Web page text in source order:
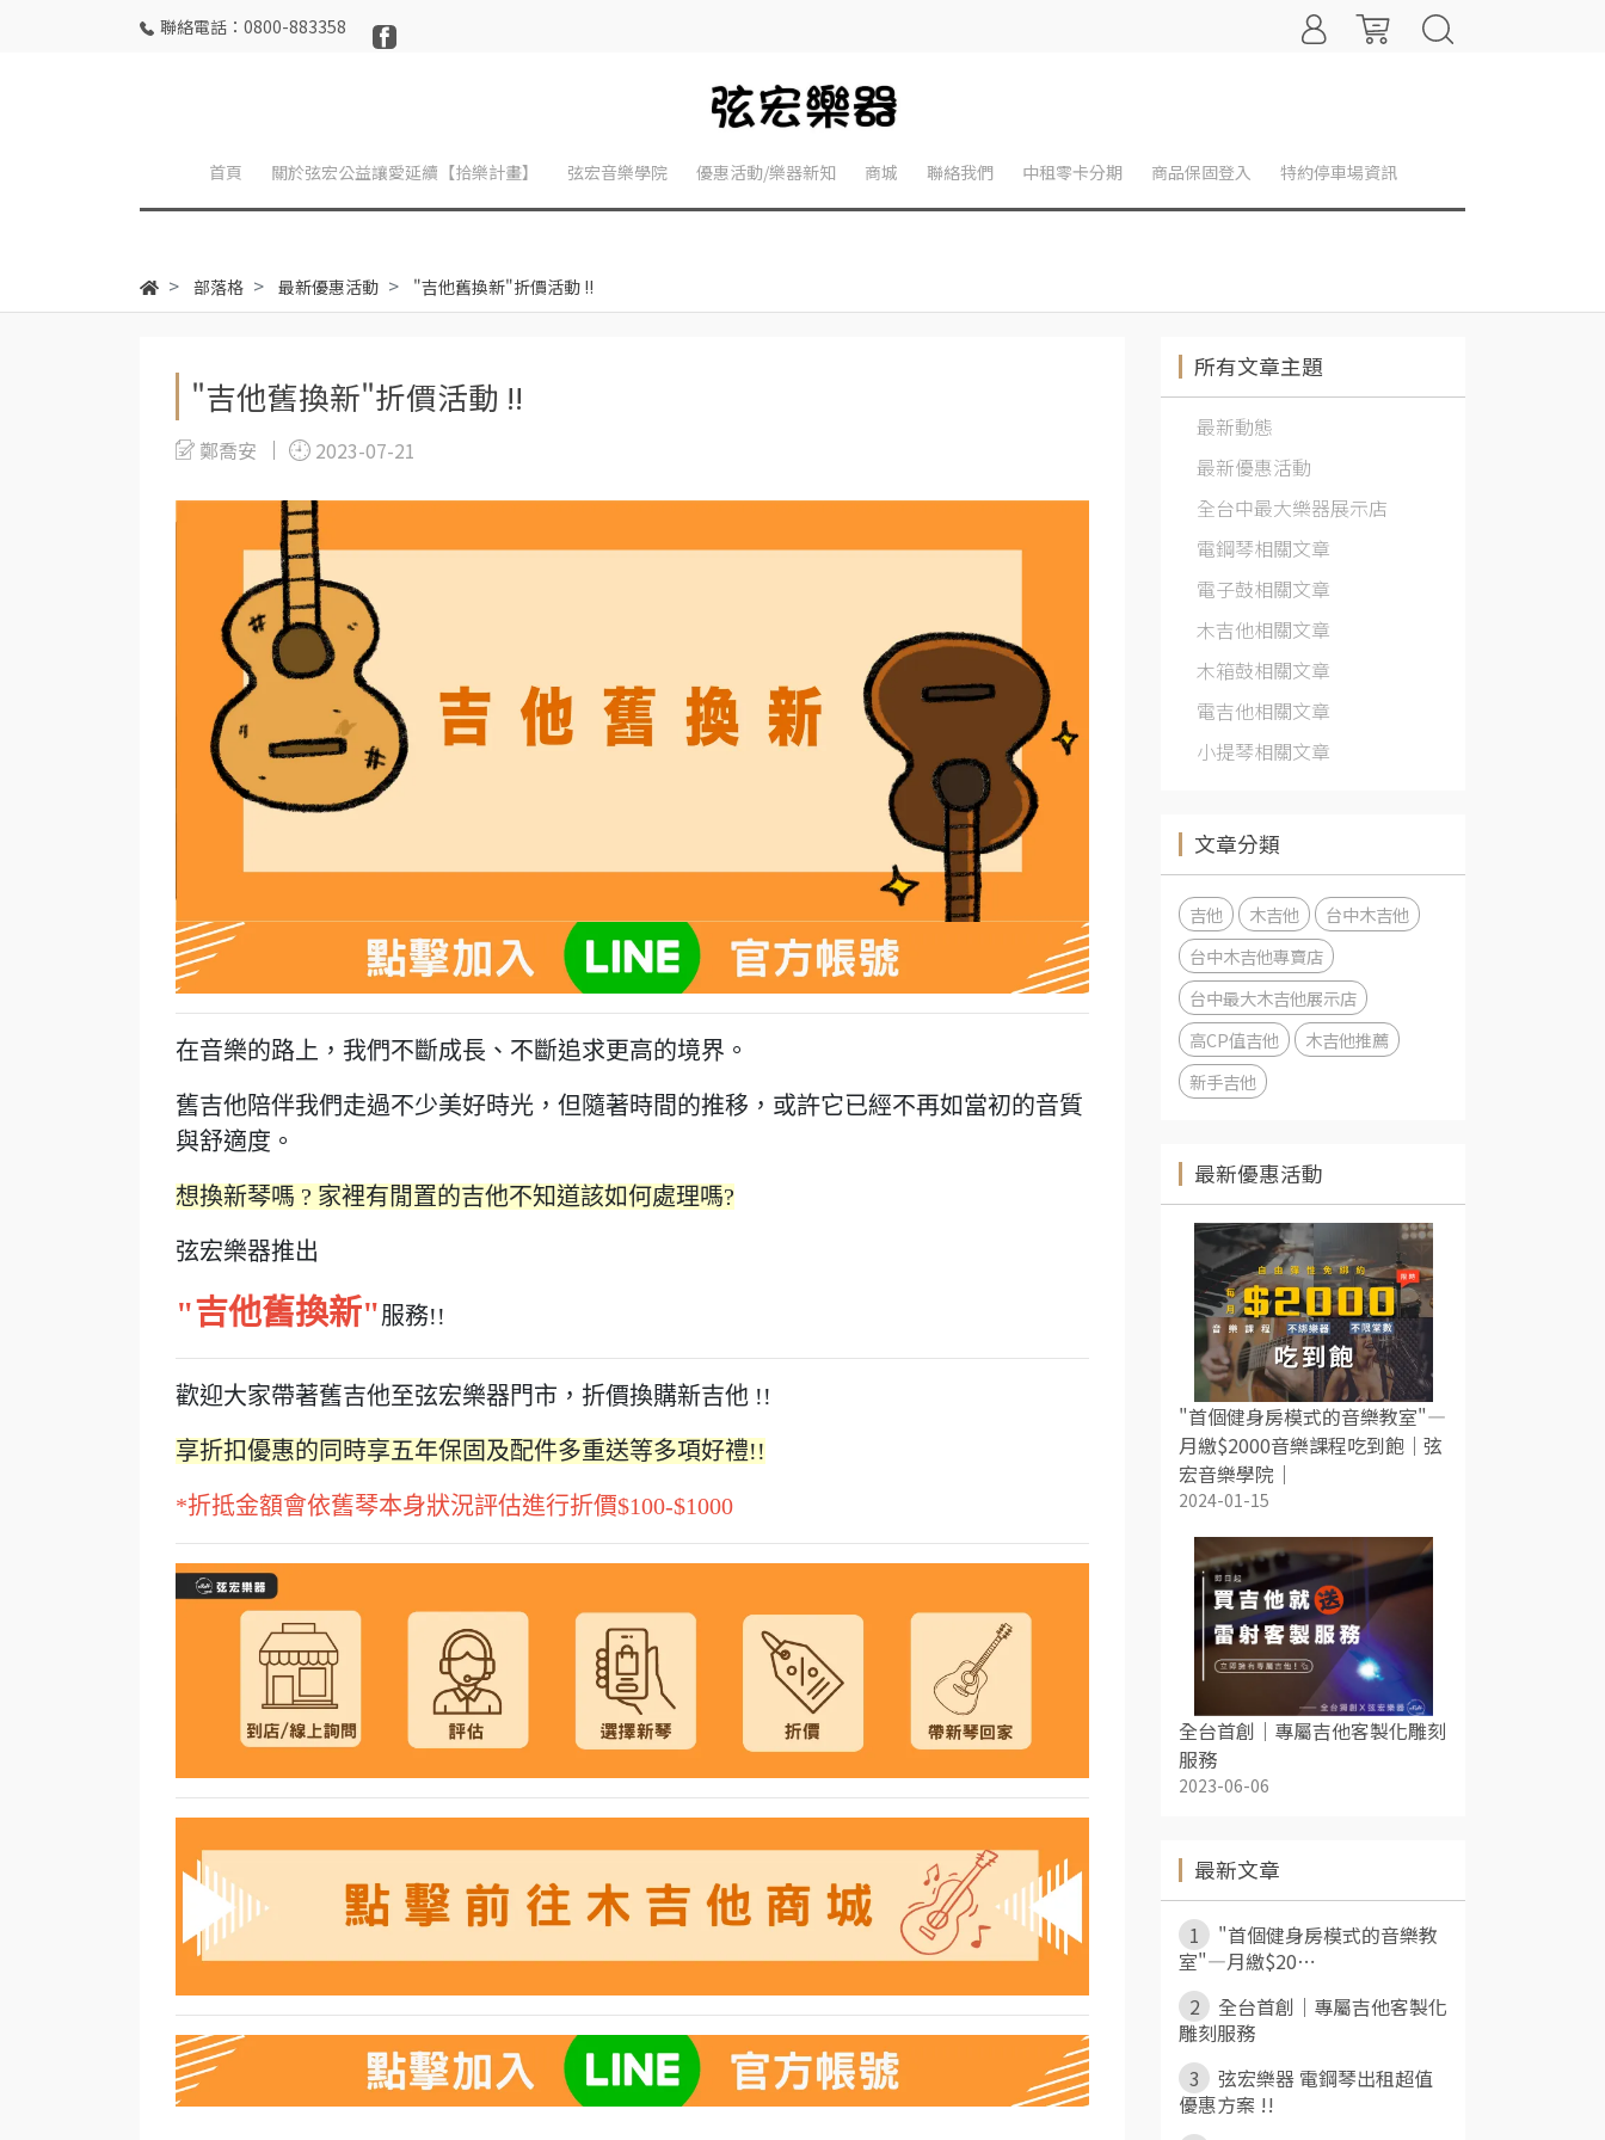
聯絡電話：0800-883358
首頁 關於弦宏公益讓愛延續【拾樂計畫】 弦宏音樂學院 優惠活動/樂器新知 商城 聯絡我們 中租零卡分期 商品保固登入 特約停車場資訊
部落格 最新優惠活動 "吉他舊換新"折價活動 !!
"吉他舊換新"折價活動 !!
鄭喬安 2023-07-21
在音樂的路上，我們不斷成長、不斷追求更高的境界。
舊吉他陪伴我們走過不少美好時光，但隨著時間的推移，或許它已經不再如當初的音質
與舒適度。
想換新琴嗎 ? 家裡有閒置的吉他不知道該如何處理嗎?
弦宏樂器推出
"吉他舊換新"服務!!
歡迎大家帶著舊吉他至弦宏樂器門市，折價換購新吉他 !!
享折扣優惠的同時享五年保固及配件多重送等多項好禮!!
*折抵金額會依舊琴本身狀況評估進行折價$100-$1000
所有文章主題
最新動態
最新優惠活動
全台中最大樂器展示店
電鋼琴相關文章
電子鼓相關文章
木吉他相關文章
木箱鼓相關文章
電吉他相關文章
小提琴相關文章
文章分類
吉他 木吉他
台中木吉他
台中木吉他專賣店
台中最大木吉他展示店
高CP值吉他
木吉他推薦
新手吉他
最新優惠活動
"首個健身房模式的音樂教室"—
月繳$2000音樂課程吃到飽｜弦
宏音樂學院｜
2024-01-15
全台首創｜專屬吉他客製化雕刻
服務
2023-06-06
最新文章
1
"首個健身房模式的音樂教
室"—月繳$20⋯
2
全台首創｜專屬吉他客製化
雕刻服務
3
弦宏樂器 電鋼琴出租超值
優惠方案 !!